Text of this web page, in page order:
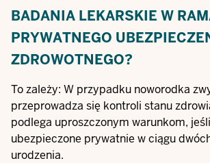
BADANIA LEKARSKIE W
PRYWATNEGO
ZDROWOTNEGO?
To zależy: W przypadku noworodka
przeprowadza się kontroli stanu
podlega uproszczonym warunkom,
ubezpieczone prywatnie w ciągu
urodzenia.